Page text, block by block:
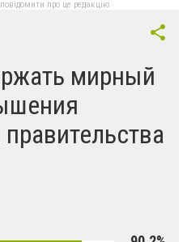
про це редакцію
мирный